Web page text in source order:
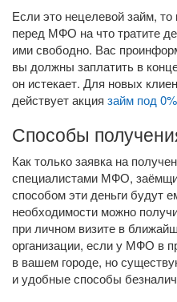
Если это нецелевой займ,
перед МФО на что тратите
ими свободно. Вас
вы должны заплатить в
он истекает. Для новых
действует акция займ под 0%
Способы
Как только заявка на
специалистами МФО,
способом эти деньги будут
необходимости можно
при личном визите в
организации, если у МФО в
в вашем городе, но
и удобные способы